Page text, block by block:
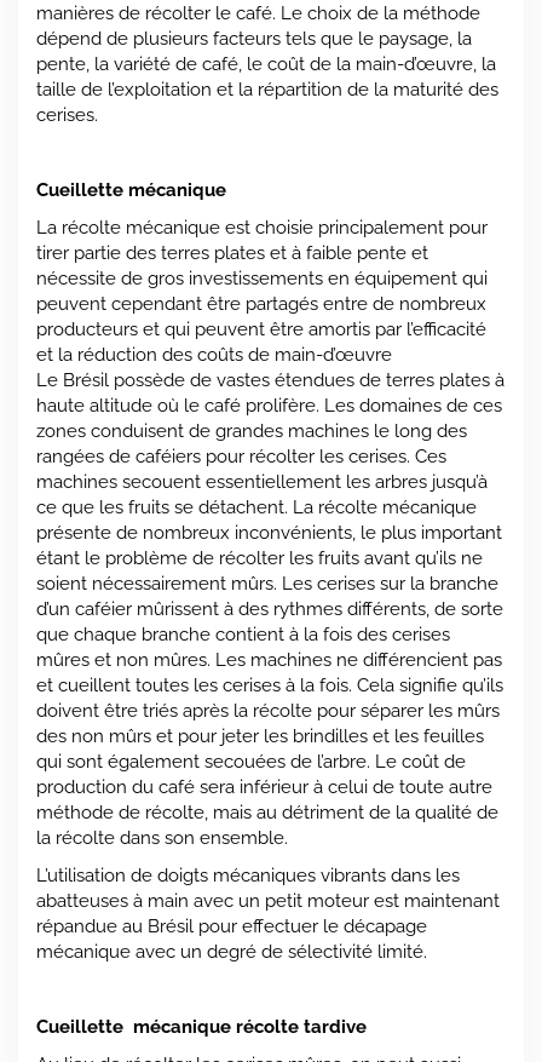
manières de récolter le café. Le choix de la méthode
dépend de plusieurs facteurs tels que le paysage, la
pente, la variété de café, le coût de la main-d’œuvre, la
taille de l’exploitation et la répartition de la maturité des
cerises.
Cueillette mécanique
La récolte mécanique est choisie principalement pour
tirer partie des terres plates et à faible pente et
nécessite de gros investissements en équipement qui
peuvent cependant être partagés entre de nombreux
producteurs et qui peuvent être amortis par l’efficacité
et la réduction des coûts de main-d’œuvre
Le Brésil possède de vastes étendues de terres plates à
haute altitude où le café prolifère. Les domaines de ces
zones conduisent de grandes machines le long des
rangées de caféiers pour récolter les cerises. Ces
machines secouent essentiellement les arbres jusqu’à
ce que les fruits se détachent. La récolte mécanique
présente de nombreux inconvénients, le plus important
étant le problème de récolter les fruits avant qu’ils ne
soient nécessairement mûrs. Les cerises sur la branche
d’un caféier mûrissent à des rythmes différents, de sorte
que chaque branche contient à la fois des cerises
mûres et non mûres. Les machines ne différencient pas
et cueillent toutes les cerises à la fois. Cela signifie qu’ils
doivent être triés après la récolte pour séparer les mûrs
des non mûrs et pour jeter les brindilles et les feuilles
qui sont également secouées de l’arbre. Le coût de
production du café sera inférieur à celui de toute autre
méthode de récolte, mais au détriment de la qualité de
la récolte dans son ensemble.
L’utilisation de doigts mécaniques vibrants dans les
abatteuses à main avec un petit moteur est maintenant
répandue au Brésil pour effectuer le décapage
mécanique avec un degré de sélectivité limité.
Cueillette mécanique récolte tardive